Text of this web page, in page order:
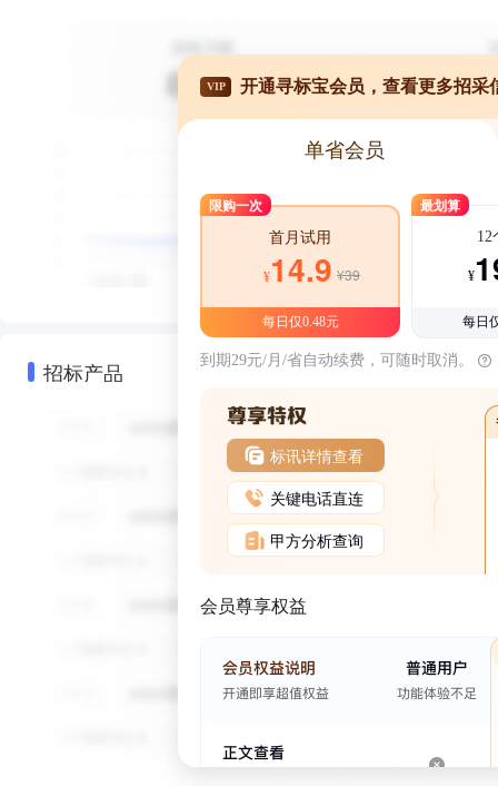
招标产品
VIP 开通寻标宝会员，查看更多招采
单省会员
限购一次
首月试用
¥14.9 ¥39
每日仅0.48元
最划算
12
¥
每日
到期29元/月/省自动续费，可随时取消。
标讯详情查看
关键电话直连
甲方分析查询
会员尊享权益